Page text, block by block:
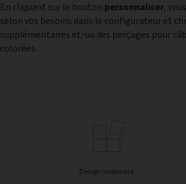
En cliquant sur le bouton personnaliser,
selon vos besoins dans le configurateur et
supplémentaires et/ou des perçages pour
colorées.
Design modulaire